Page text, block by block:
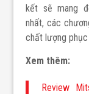
kết sẽ mang
nhất, các
chất lượng
Xem thêm:
Review